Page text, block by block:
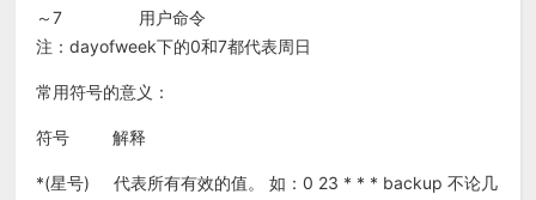
～7 用户命令
注：dayofweek下的0和7都代表周日
常用符号的意义：
符号 解释
*(星号) 代表所有有效的值。 如：0 23 * * * backup 不论几